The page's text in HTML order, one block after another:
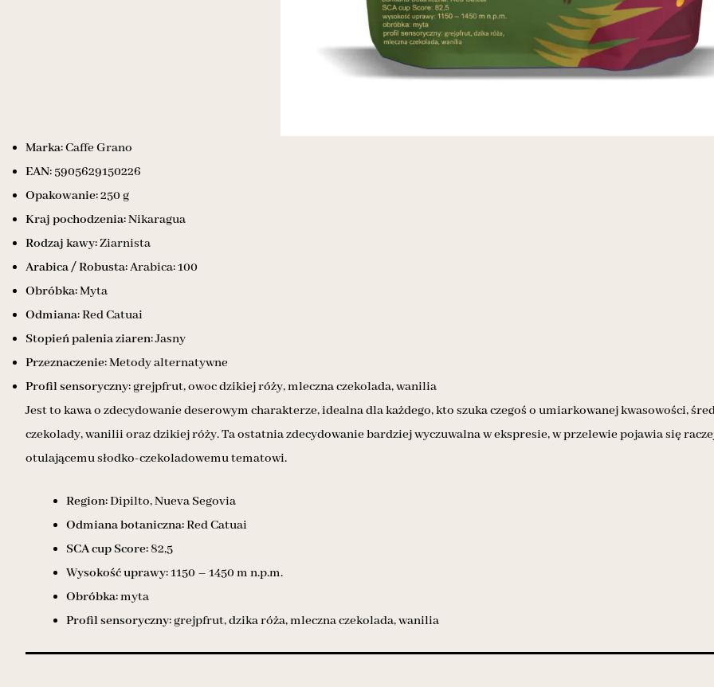
Marka:Caffe Grano
EAN:5905629150226
Opakowanie:250 g
Kraj pochodzenia:Nikaragua
Rodzaj kawy:Ziarnista
Arabica / Robusta:Arabica: 100
Obróbka:Myta
Odmiana:Red Catuai
Stopień palenia ziaren:Jasny
Przeznaczenie:Metody alternatywne
Profil sensoryczny:grejpfrut, owoc dzikiej róży, mleczna czekolada, wanilia
Jest to kawa o zdecydowanie deserowym charakterze, idealna dla każdego, kto szuka czegoś o umiarkowanej kwasowości,
czekolady, wanilii oraz dzikiej róży. Ta ostatnia zdecydowanie bardziej wyczuwalna w ekspresie, w przelewie pojawia się
otulającemu słodko-czekoladowemu tematowi.
Region:Dipilto, Nueva Segovia
Odmiana botaniczna:Red Catuai
SCA cup Score: 82,5
Wysokość uprawy:1150 – 1450 m n.p.m.
Obróbka:myta
Profil sensoryczny:grejpfrut, dzika róża, mleczna czekolada, wanilia